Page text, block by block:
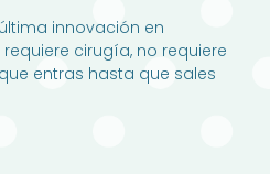
innovación en
cirugía, no requiere
entras hasta que sales